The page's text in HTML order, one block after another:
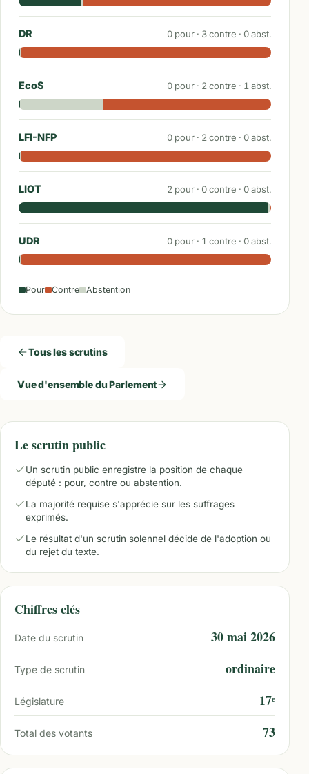
DR 0 pour · 3contre · 0abst.
EcoS 0 pour · 2 contre · 1 abst.
LFI-NFP 0 pour · 2 contre · 0abst.
LIOT 2 pour · 0contre · 0abst.
UDR 0 pour · 1 contre · 0abst.
Pour Contre Abstention
Tous les scrutins
Vue d'ensemble du Parlement
Le scrutin public
Un scrutin public enregistre la position de chaque
député : pour, contre ou abstention.
La majorité requise s'apprécie sur les suffrages
exprimés.
Le résultat d'un scrutin solennel décide de l'adoption ou
du rejet du texte.
Chiffres clés
Date du scrutin 30 mai 2026
Type de scrutin ordinaire
Législature 17ᵉ
Total des votants 73